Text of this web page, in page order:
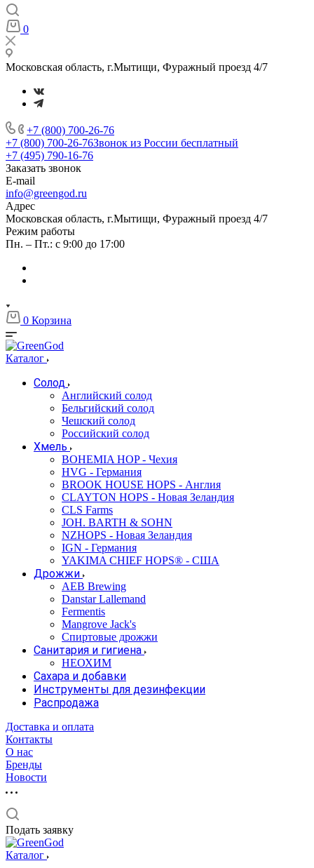
0
Московская область, г.Мытищи, Фуражный проезд 4/7
+7 (800) 700-26-76
+7 (800) 700-26-76Звонок из России бесплатный
+7 (495) 790-16-76
Заказать звонок
E-mail
info@greengod.ru
Адрес
Московская область, г.Мытищи, Фуражный проезд 4/7
Режим работы
Пн. – Пт.: с 9:00 до 17:00
0 Корзина
Каталог
Солод
Английский солод
Бельгийский солод
Чешский солод
Российский солод
Хмель
BOHEMIA HOP - Чехия
HVG - Германия
BROOK HOUSE HOPS - Англия
CLAYTON HOPS - Новая Зеландия
CLS Farms
JOH. BARTH & SOHN
NZHOPS - Новая Зеландия
IGN - Германия
YAKIMA CHIEF HOPS® - США
Дрожжи
AEB Brewing
Danstar Lallemand
Fermentis
Mangrove Jack's
Спиртовые дрожжи
Санитария и гигиена
НЕОХИМ
Сахара и добавки
Инструменты для дезинфекции
Распродажа
Доставка и оплата
Контакты
О нас
Бренды
Новости
Подать заявку
Каталог